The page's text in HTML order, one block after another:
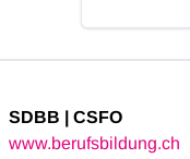
SDBB | CSFO
www.berufsbildung.ch